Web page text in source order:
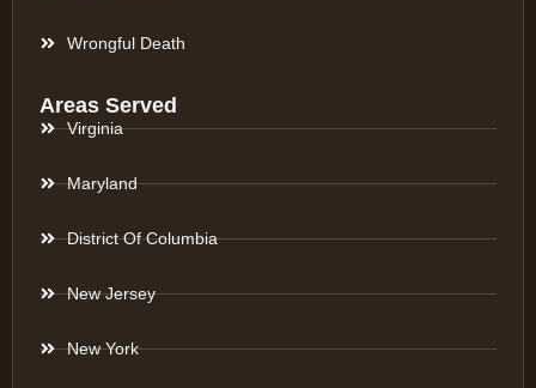
Wrongful Death
Areas Served
Virginia
Maryland
District Of Columbia
New Jersey
New York